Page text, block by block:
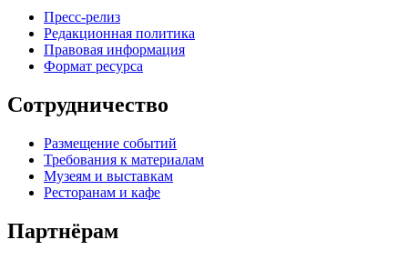
Пресс-релиз
Редакционная политика
Правовая информация
Формат ресурса
Сотрудничество
Размещение событий
Требования к материалам
Музеям и выставкам
Ресторанам и кафе
Партнёрам